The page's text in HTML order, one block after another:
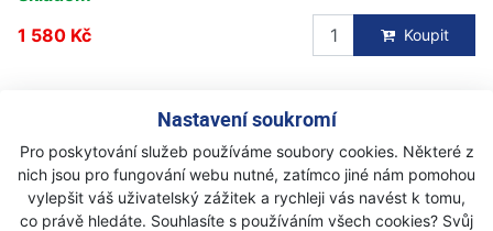
Nastavení soukromí
Pro poskytování služeb používáme soubory cookies. Některé z
nich jsou pro fungování webu nutné, zatímco jiné nám pomohou
vylepšit váš uživatelský zážitek a rychleji vás navést k tomu,
co právě hledáte. Souhlasíte s používáním všech cookies? Svůj
1 580 Kč
Koupit
Další produkty z kategorie
protipořezové oděvy
Husqvarna Classic kalhoty do pasu